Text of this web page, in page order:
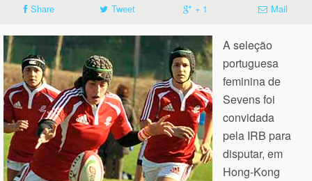
Share Tweet + 1 Mail
A seleção
portuguesa
feminina de
Sevens foi
convidada
pela IRB para
disputar, em
Hong-Kong